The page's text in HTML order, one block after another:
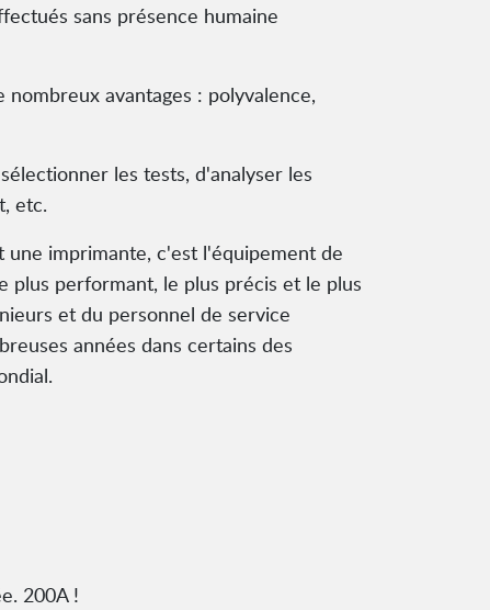
sans présence humaine
avantages : polyvalence,
les tests, d'analyser les
etc.
imprimante, c'est l'équipement de
performant, le plus précis et le plus
et du personnel de service
années dans certains des
200A !